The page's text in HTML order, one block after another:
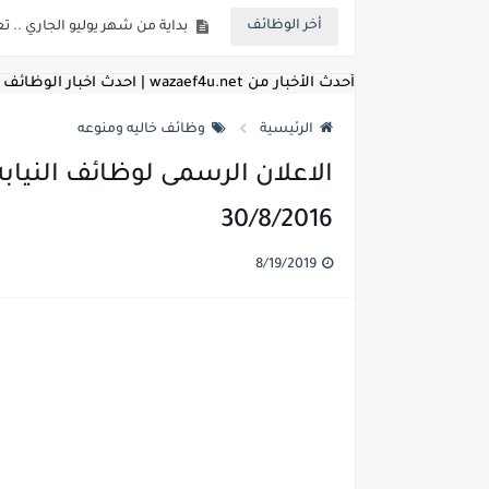
أخر الوظائف
للعمل كضباط متخصصين ..وزارة
اعلان وظائف وزارة التعليم
اعلان وظائف الهيئة
اعلان وظائف الشركة
اعلان وظائف الهيئة القومية
أحدث الأخبار من wazaef4u.net | احدث اخبار الوظائف
الرئيسية وظائف خاليه ومنوعه
الاعلان الرسمى لوظائف النيابه
30/8/2016